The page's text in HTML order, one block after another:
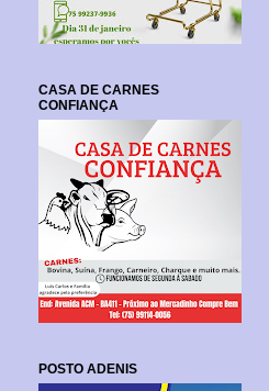
CASA DE CARNES
CONFIANÇA
POSTO ADENIS